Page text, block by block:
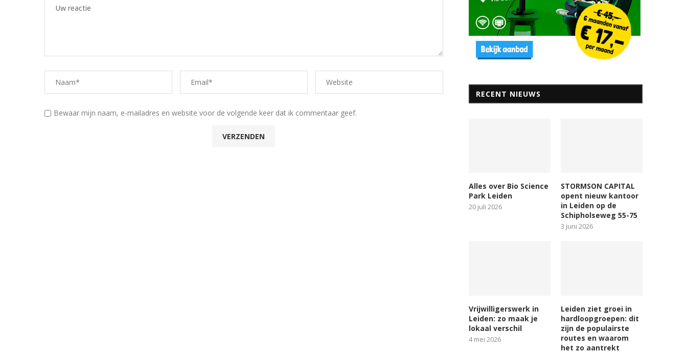
Bewaar mijn naam, e-mailadres en website voor de volgende keer dat ik commentaar geef.
RECENT NIEUWS
Alles over Bio Science
Park Leiden
20 juli 2026
STORMSON CAPITAL
opent nieuw kantoor
in Leiden op de
Schipholseweg 55-75
3 juni 2026
Vrijwilligerswerk in
Leiden: zo maak je
lokaal verschil
4 mei 2026
Leiden ziet groei in
hardloopgroepen: dit
zijn de populairste
routes en waarom
het zo aantrekt